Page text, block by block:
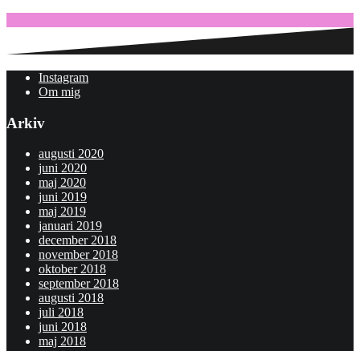
Instagram
Om mig
Arkiv
augusti 2020
juni 2020
maj 2020
juni 2019
maj 2019
januari 2019
december 2018
november 2018
oktober 2018
september 2018
augusti 2018
juli 2018
juni 2018
maj 2018